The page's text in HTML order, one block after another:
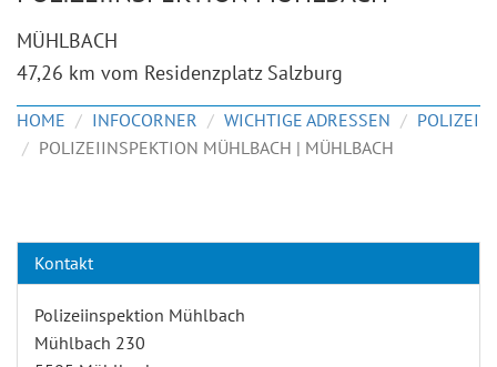
MÜHLBACH
47,26 km vom Residenzplatz Salzburg
HOME INFOCORNER WICHTIGE ADRESSEN
POLIZEI
POLIZEIINSPEKTION MÜHLBACH | MÜHLBACH
Kontakt
Polizeiinspektion Mühlbach
Mühlbach 230